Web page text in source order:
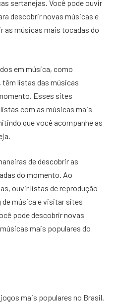
sertanejas. Você pode ouvir
descobrir novas músicas e
as músicas mais tocadas do
em música, como
têm listas das músicas
Esses sites
com as músicas mais
que você acompanhe as
de descobrir as
do momento. Ao
ouvir listas de reprodução
música e visitar sites
pode descobrir novas
mais populares do
mais populares no Brasil.